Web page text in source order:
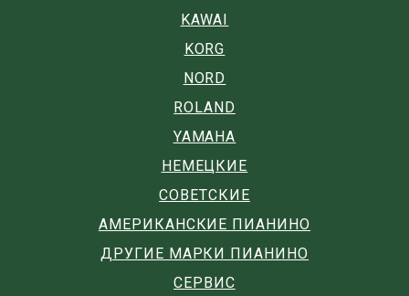
KAWAI
KORG
NORD
ROLAND
YAMAHA
НЕМЕЦКИЕ
СОВЕТСКИЕ
АМЕРИКАНСКИЕ ПИАНИНО
ДРУГИЕ МАРКИ ПИАНИНО
СЕРВИС